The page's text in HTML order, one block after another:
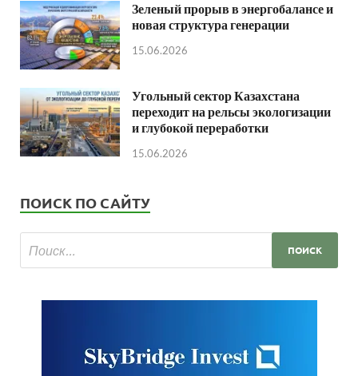
Зеленый прорыв в энергобалансе и
новая структура генерации
15.06.2026
Угольный сектор Казахстана
переходит на рельсы экологизации
и глубокой переработки
15.06.2026
ПОИСК ПО САЙТУ